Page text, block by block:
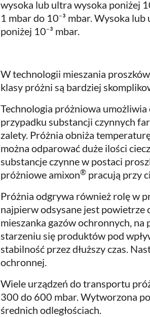
wysoka lub ultra wysoka poniżej
1 mbar do 10⁻³ mbar. Wysoka
poniżej 10⁻³ mbar.
W technologii mieszania
klasy próżni są bardziej
Technologia próżniowa umożliwia
przypadku substancji czynnych
zalety. Próżnia obniża
można odparować duże ilości
substancje czynne w postaci
próżniowe amixon® pracują przy
Próżnia odgrywa również rolę w
najpierw odsysane jest powietrze
mieszanka gazów ochronnych,
starzeniu się produktów pod
stabilność przez dłuższy czas.
ochronnej.
Wiele urządzeń do transportu
300 do 600 mbar. Wytworzona
średnich odległościach.